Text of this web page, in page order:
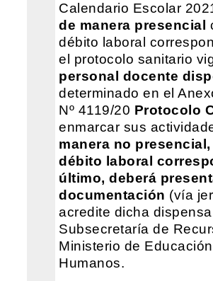
Calendario Escolar
de manera presencial
débito laboral
el protocolo sanitario
personal docente
determinado en el
Nº 4119/20 Protocolo
enmarcar sus
manera no
débito laboral
último, deberá
documentación (vía
acredite dicha
Subsecretaría de
Ministerio de
Humanos.